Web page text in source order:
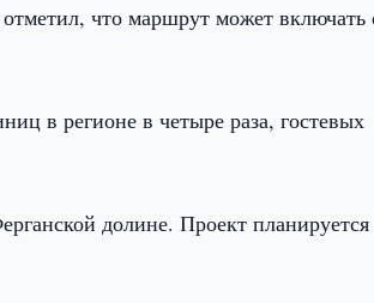
что маршрут может включать
в регионе в четыре раза, гостевых
долине. Проект планируется